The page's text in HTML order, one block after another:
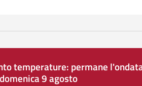
temperature: permane
9 agosto